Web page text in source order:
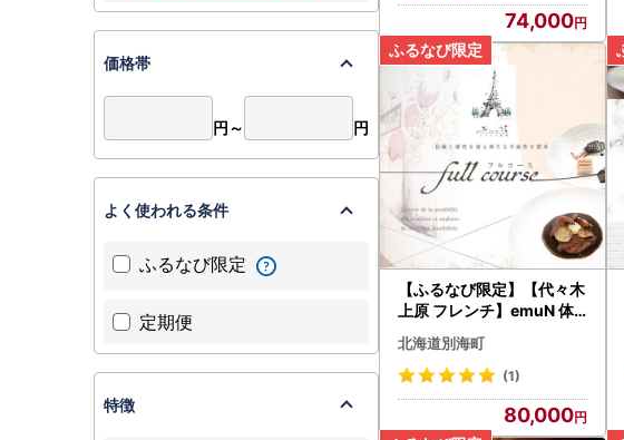
74,000
【ふるなび限定】【代々木
上原 フレンチ】emuN 体
が喜ぶ優しい味が女性に人
気「別海町特別コースA」
お食事券2名様 北海道
北海道別海町
(1)
80,000
価格帯
円～ 円
よく使われる条件
ふるなび限定
定期便
特徴